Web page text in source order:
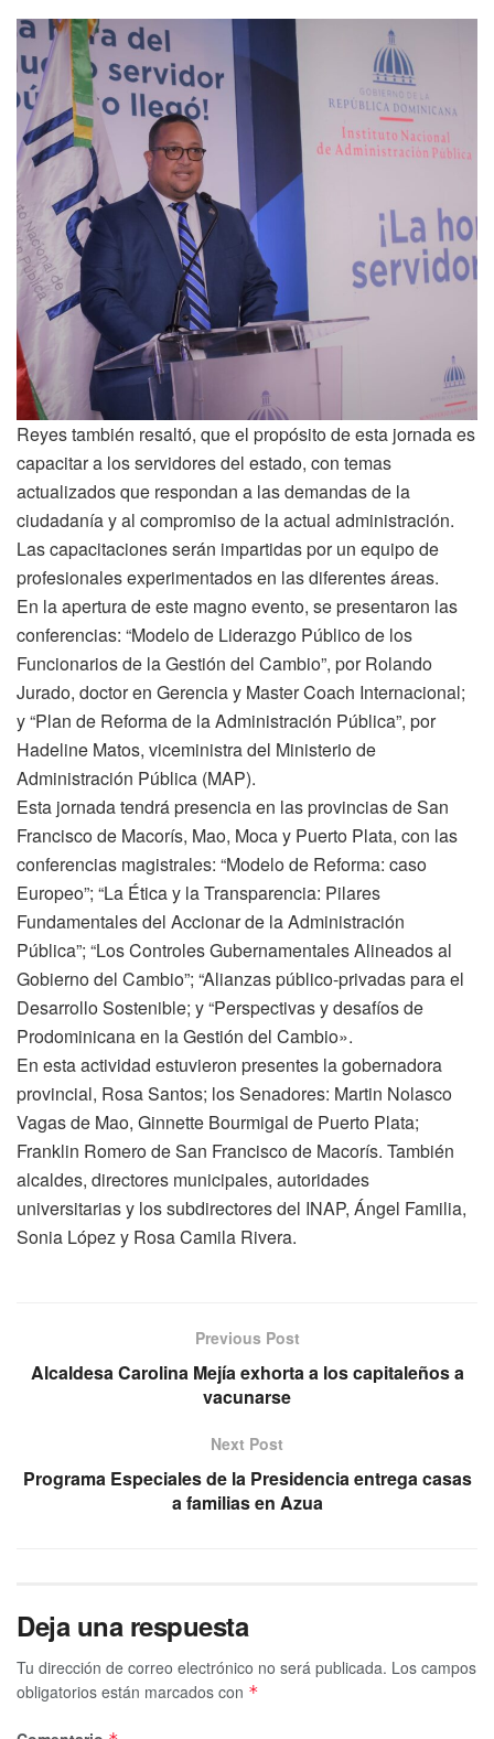
Reyes también resaltó, que el propósito de esta jornada es
capacitar a los servidores del estado, con temas
actualizados que respondan a las demandas de la
ciudadanía y al compromiso de la actual administración.
Las capacitaciones serán impartidas por un equipo de
profesionales experimentados en las diferentes áreas.
En la apertura de este magno evento, se presentaron las
conferencias: “Modelo de Liderazgo Público de los
Funcionarios de la Gestión del Cambio”, por Rolando
Jurado, doctor en Gerencia y Master Coach Internacional;
y “Plan de Reforma de la Administración Pública”, por
Hadeline Matos, viceministra del Ministerio de
Administración Pública (MAP).
Esta jornada tendrá presencia en las provincias de San
Francisco de Macorís, Mao, Moca y Puerto Plata, con las
conferencias magistrales: “Modelo de Reforma: caso
Europeo”; “La Ética y la Transparencia: Pilares
Fundamentales del Accionar de la Administración
Pública”; “Los Controles Gubernamentales Alineados al
Gobierno del Cambio”; “Alianzas público-privadas para el
Desarrollo Sostenible; y “Perspectivas y desafíos de
Prodominicana en la Gestión del Cambio».
En esta actividad estuvieron presentes la gobernadora
provincial, Rosa Santos; los Senadores: Martin Nolasco
Vagas de Mao, Ginnette Bourmigal de Puerto Plata;
Franklin Romero de San Francisco de Macorís. También
alcaldes, directores municipales, autoridades
universitarias y los subdirectores del INAP, Ángel Familia,
Sonia López y Rosa Camila Rivera.
Previous Post
Alcaldesa Carolina Mejía exhorta a los capitaleños a
vacunarse
Next Post
Programa Especiales de la Presidencia entrega casas
a familias en Azua
Deja una respuesta
Tu dirección de correo electrónico no será publicada. Los campos
obligatorios están marcados con *